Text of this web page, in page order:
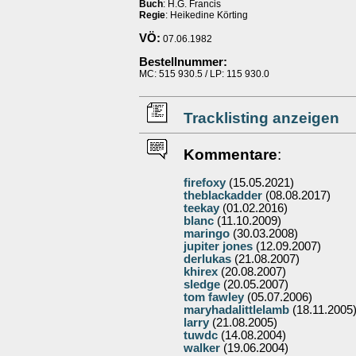
Buch: H.G. Francis
Regie: Heikedine Körting
VÖ: 07.06.1982
Bestellnummer:
MC: 515 930.5 / LP: 115 930.0
Tracklisting anzeigen
Kommentare:
firefoxy (15.05.2021)
theblackadder (08.08.2017)
teekay (01.02.2016)
blanc (11.10.2009)
maringo (30.03.2008)
jupiter jones (12.09.2007)
derlukas (21.08.2007)
khirex (20.08.2007)
sledge (20.05.2007)
tom fawley (05.07.2006)
maryhadalittlelamb (18.11.2005)
larry (21.08.2005)
tuwdc (14.08.2004)
walker (19.06.2004)